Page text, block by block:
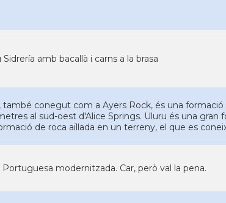
Sidrería amb bacallà i carns a la brasa
també conegut com a Ayers Rock, és una
al sud-oest d'Alice Springs. Uluru és una gran
de roca aïllada en un terreny, el que es
Portuguesa modernitzada. Car, però val la pena.